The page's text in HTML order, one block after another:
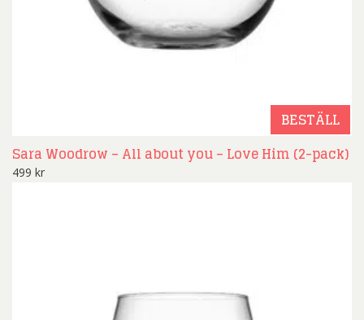
BESTÄLL
Sara Woodrow – All about you – Love Him (2-pack)
499 kr